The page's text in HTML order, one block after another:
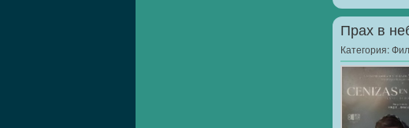
Прах в
Категория: